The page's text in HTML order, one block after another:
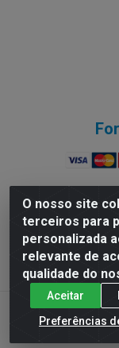
O nosso site
terceiros para
personalizada
relevante de
qualidade do
Aceitar
Preferências
Rymo Imagem
Av. Ajuricaba,